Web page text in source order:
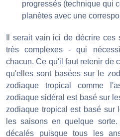
progressés (technique qui
planètes avec une
Il serait vain ici de décrire
très complexes - qui
chacun. Ce qu'il faut retenir de
qu'elles sont basées sur le
zodiaque tropical comme
zodiaque sidéral est basé sur
zodiaque tropical est basé sur
les saisons en quelque
décalés puisque tous les